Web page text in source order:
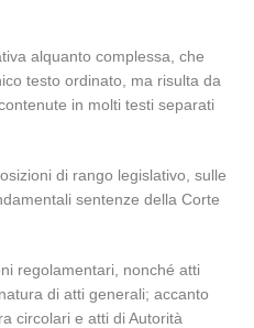
alquanto complessa, che
testo ordinato, ma risulta da
in molti testi separati
di rango legislativo, sulle
sentenze della Corte
regolamentari, nonché atti
di atti generali; accanto
circolari e atti di Autorità